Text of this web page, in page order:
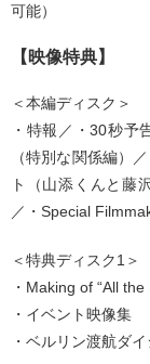
可能）
【映像特典】
＜本編ディスク＞
・特報／・30秒予
（特別な関係編）
ト（山添くんと藤
／・Special
＜特典ディスク1＞
・Making of “All
・イベント映像集
・ベルリン渡航ダ